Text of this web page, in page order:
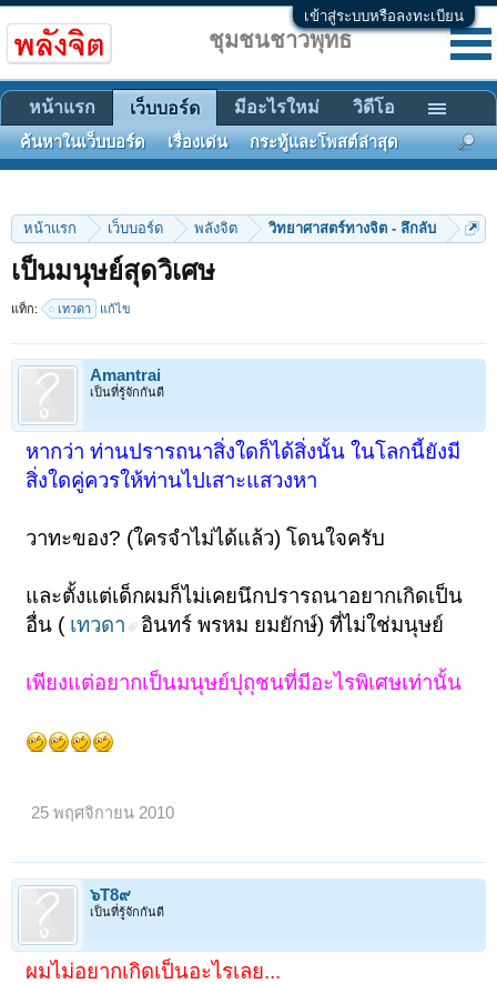
เข้าสู่ระบบหรือลงทะเบียน
หน้าแรก เว็บบอร์ด พลังจิต วิทยาศาสตร์ทางจิต - ลึกลับ
เป็นมนุษย์สุดวิเศษ
แท็ก: เทวดา แก้ไข
Amantrai
เป็นที่รู้จักกันดี
หากว่า ท่านปรารถนาสิ่งใดก็ได้สิ่งนั้น ในโลกนี้ยังมี
สิ่งใดคู่ควรให้ท่านไปเสาะแสวงหา
วาทะของ? (ใครจำไม่ได้แล้ว) โดนใจครับ
และตั้งแต่เด็กผมก็ไม่เคยนึกปรารถนาอยากเกิดเป็น
อื่น ( เทวดา อินทร์ พรหม ยมยักษ์) ที่ไม่ใช่มนุษย์
เพียงแต่อยากเป็นมนุษย์ปุถุชนที่มีอะไรพิเศษเท่านั้น
25 พฤศจิกายน 2010
๖T8๙
เป็นที่รู้จักกันดี
ผมไม่อยากเกิดเป็นอะไรเลย...
ชุมชนชาวพุทธ
หน้าแรก เว็บบอร์ด
ค้นหาในเว็บบอร์ด เรื่องเด่น กระทู้และโพสต์ล่าสุด
มีอะไรใหม่ วิดีโอ